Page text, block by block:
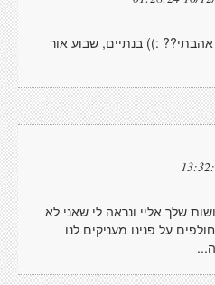
:)) בנתיים, שבוע אור
שלך אליי ונראה לי שאני לא
על פנינו מעניקים לנו